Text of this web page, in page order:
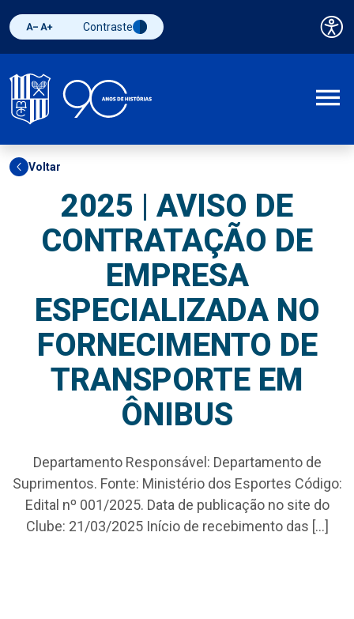
Diminuir fonte
Aumentar fonteAlternar contraste
Contraste
Voltar
2025 | AVISO DE
CONTRATAÇÃO DE
EMPRESA
ESPECIALIZADA NO
FORNECIMENTO DE
TRANSPORTE EM
ÔNIBUS
Departamento Responsável: Departamento de
Suprimentos. Fonte: Ministério dos Esportes Código:
Edital nº 001/2025. Data de publicação no site do
Clube: 21/03/2025 Início de recebimento das […]